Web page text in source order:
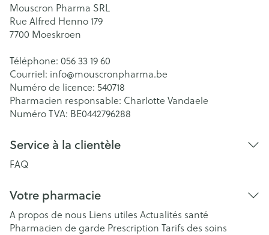
Mouscron Pharma SRL
Rue Alfred Henno 179
7700 Moeskroen
Téléphone: 056 33 19 60
Courriel: info@mouscronpharma.be
Numéro de licence: 540718
Pharmacien responsable: Charlotte Vandaele
Numéro TVA: BE0442796288
Service à la clientèle
FAQ
Votre pharmacie
A propos de nous Liens utiles Actualités santé
Pharmacien de garde Prescription Tarifs des soins